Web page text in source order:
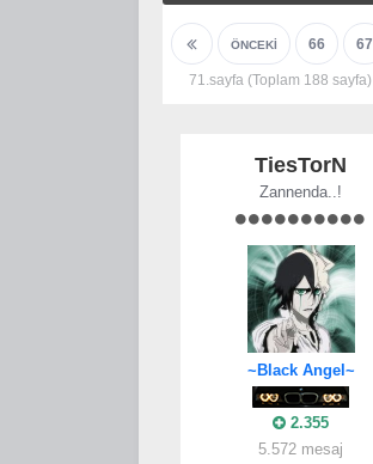
ÖNCEKI 66 67
71.sayfa (Toplam 188 sayfa)
TiesTorN
Zannenda..!
~Black Angel~
2.355
5.572 mesaj